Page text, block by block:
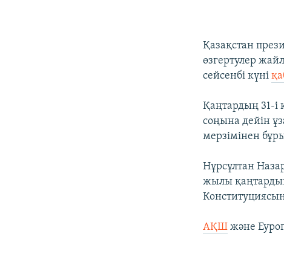
Қазақстан
өзгертулер
сейсенбі күні
Қаңтардың 31-і
соңына дейін
мерзімінен
Нұрсұлтан
жылы
АҚШ және